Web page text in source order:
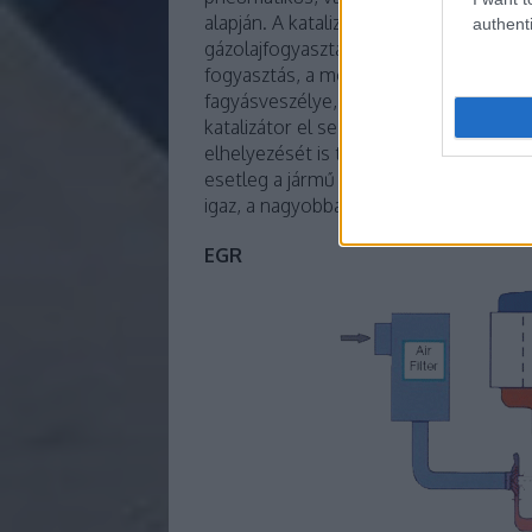
alapján. A katalizátornak
gázolajfogyasztás 4-8%-ának
fogyasztás, a motor ideális
fagyásveszélye, az AdBlue tartály
katalizátor el se éri az ideális üzemi
elhelyezését is támadja, ugyanis sok
esetleg a jármű másik oldalán kap
igaz, a nagyobbak nem követnek el
EGR